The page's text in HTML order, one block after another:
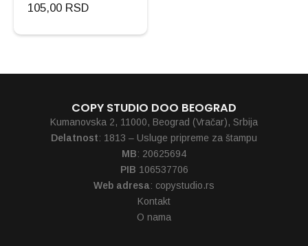
105,00 RSD
COPY STUDIO DOO BEOGRAD
Kumanovska 2, 11000, Beograd (Vračar), Srbija
Delatnost: 1813 – Usluge pripreme za štampu
MB: 20625694
PIB 106537706
Web adresa: copystudio.rs
Kontakt
O nama